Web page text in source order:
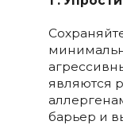
являются
барьер и